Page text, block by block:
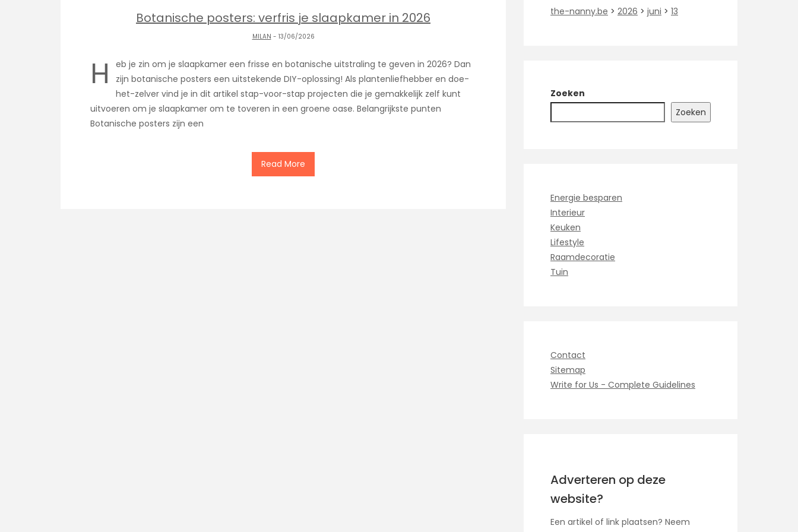
Botanische posters: verfris je slaapkamer in 2026
MILAN - 13/06/2026
H
eb je zin om je slaapkamer een frisse en botanische uitstraling te geven in 2026? Dan
zijn botanische posters een uitstekende DIY-oplossing! Als plantenliefhebber en doe-
het-zelver vind je in dit artikel stap-voor-stap projecten die je gemakkelijk zelf kunt
uitvoeren om je slaapkamer om te toveren in een groene oase. Belangrijkste punten
Botanische posters zijn een
Read More
the-nanny.be > 2026 > juni > 13
Zoeken
Zoeken
Energie besparen
Interieur
Keuken
Lifestyle
Raamdecoratie
Tuin
Contact
Sitemap
Write for Us - Complete Guidelines
Adverteren op deze
website?
Een artikel of link plaatsen? Neem